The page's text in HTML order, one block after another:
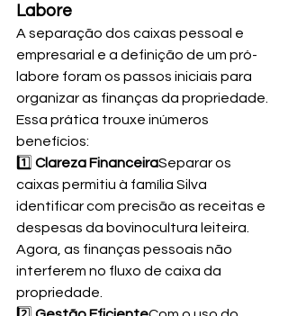
Labore
A separação dos caixas pessoal e
empresarial e a definição de um pró-
labore foram os passos iniciais para
organizar as finanças da propriedade.
Essa prática trouxe inúmeros
benefícios:
1️⃣ Clareza FinanceiraSeparar os
caixas permitiu à família Silva
identificar com precisão as receitas e
despesas da bovinocultura leiteira.
Agora, as finanças pessoais não
interferem no fluxo de caixa da
propriedade.